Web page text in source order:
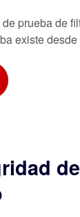
prueba de
existe